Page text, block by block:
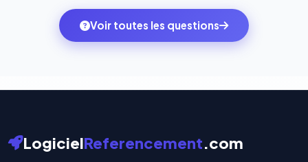
ambitions du moment — sans perdre vos données ni
votre historique.
monde. Vos données bancaires ne transitent jamais
par nos serveurs — elles sont gérées directement et
Voir toutes les questions
LogicielReferencement.com